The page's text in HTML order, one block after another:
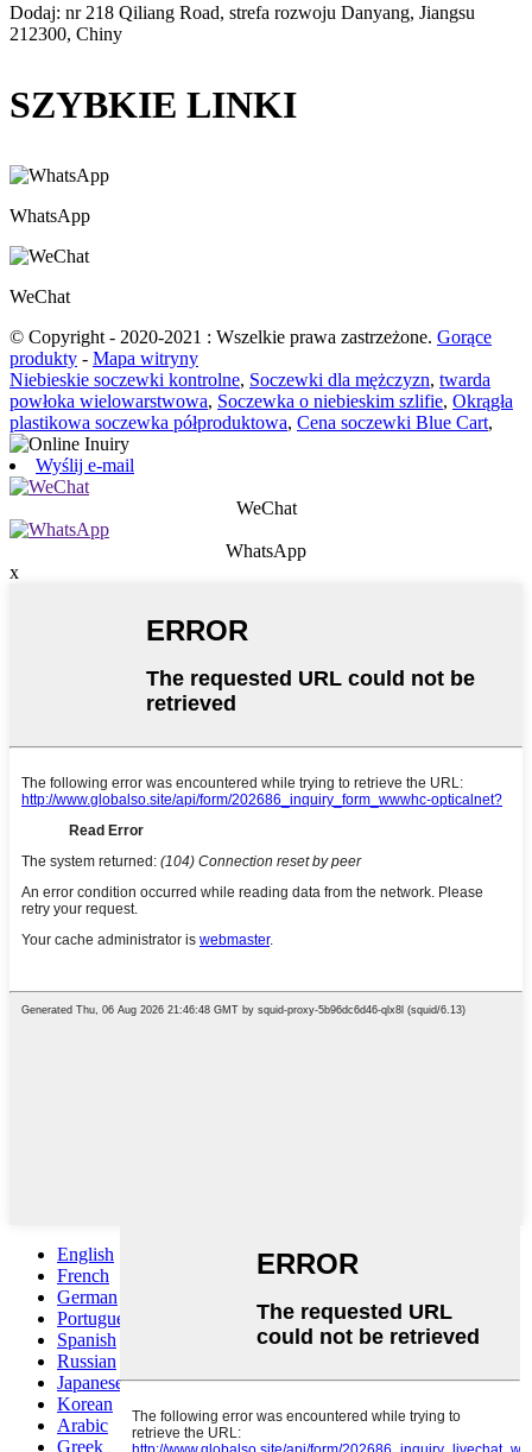
Dodaj: nr 218 Qiliang Road, strefa rozwoju Danyang, Jiangsu
212300, Chiny
SZYBKIE LINKI
WhatsApp
WeChat
© Copyright - 2020-2021 : Wszelkie prawa zastrzeżone. Gorące
produkty - Mapa witryny
Niebieskie soczewki kontrolne, Soczewki dla mężczyzn, twarda
powłoka wielowarstwowa, Soczewka o niebieskim szlifie, Okrągła
plastikowa soczewka półproduktowa, Cena soczewki Blue Cart,
Wyślij e-mail
WeChat
WhatsApp
x
English
French
German
Portuguese
Spanish
Russian
Japanese
Korean
Arabic
Greek